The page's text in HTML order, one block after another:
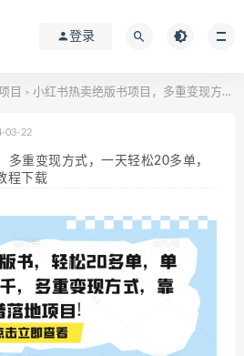
登录
目 > 小红书热卖绝版书项目，多重变现方式，一天轻松20多单，日入1000+，全套操作教程下载
03-22
多重变现方式，一天轻松20多单，
程下载